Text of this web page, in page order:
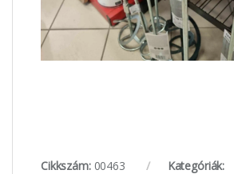
Cikkszám: 00463
Kategóriák: